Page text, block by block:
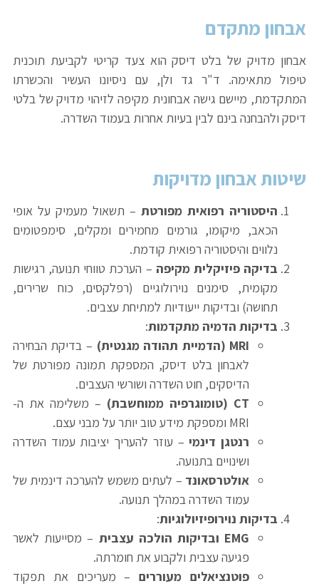
אבחון מתקדם
אבחון מדויק של בלט דיסק הוא צעד קריטי לקביעת תוכנית
טיפול מתאימה. ד"ר גד ולן, עם ניסיונו העשיר והכשרתו
המתקדמת, מיישם גישה אבחונית מקיפה לזיהוי מדויק של בלטי
דיסק ולהבחנה בינם לבין בעיות אחרות בעמוד השדרה.
שיטות אבחון מדויקות
היסטוריה רפואית מפורטת– תשאול מעמיק על אופי
הכאב, מיקומו, גורמים מחמירים ומקלים, סימפטומים
נלווים והיסטוריה רפואית קודמת.
בדיקה פיזיקלית מקיפה – הערכת טווחי תנועה, רגישות
מקומית, סימנים נוירולוגיים (רפלקסים, כוח שרירים,
תחושה) ובדיקות ייעודיות למתיחת עצבים.
בדיקות הדמיה מתקדמות:
MRI (
הדמיית תהודה מגנטית) – בדיקת הבחירה
לאבחון בלט דיסק, המספקת תמונה מפורטת של
הדיסקים, חוט השדרה ושורשי העצבים.
CT (
טומוגרפיה ממוחשבת) – משלימה את ה-
MRI ומספקת מידע טוב יותר על מבני עצם.
רנטגן דינמי– עוזר להעריך יציבות עמוד השדרה
ושינויים בתנועה.
אולטרסאונד – לעתים משמש להערכה דינמית של
עמוד השדרה במהלך תנועה.
בדיקות נוירופיזיולוגיות:
EMG ובדיקות הולכה עצבית – מסייעות לאשר
פגיעה עצבית ולקבוע את חומרתה.
פוטנציאלים מעוררים– מעריכים את תפקוד